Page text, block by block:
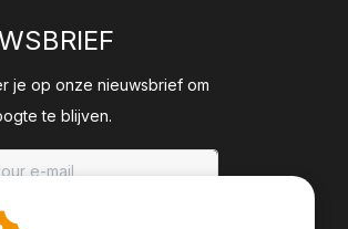
je op onze nieuwsbrief om
te blijven.